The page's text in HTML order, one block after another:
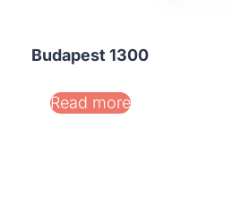
Budapest 1300
Read more